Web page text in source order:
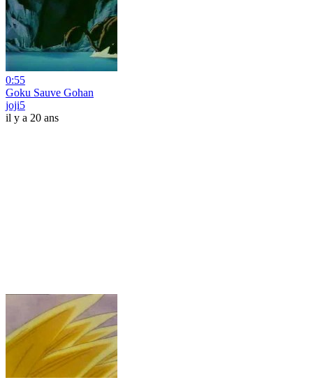
0:55
Goku Sauve Gohan
joji5
il y a 20 ans